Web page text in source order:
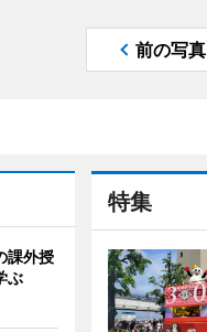
前の写真
特集
課外授
ぶ